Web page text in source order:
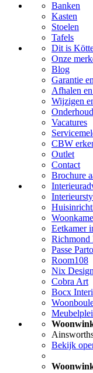
Banken
Kasten
Stoelen
Tafels
Dit is
Onze
Blog
Garantie
Afhalen
Wijzigen
Vacatures
CBW
Outlet
Contact
Brochure
Eetkamer
Richmond
Passe
Room108
Nix Design
Cobra Art
Bocx
Bekijk